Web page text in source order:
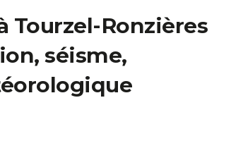
Tourzel-Ronzières
séisme,